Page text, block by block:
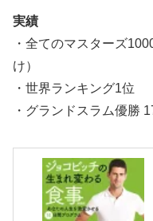
実績
・全てのマスターズ
け）
・世界ランキング1位
・グランドスラム優勝